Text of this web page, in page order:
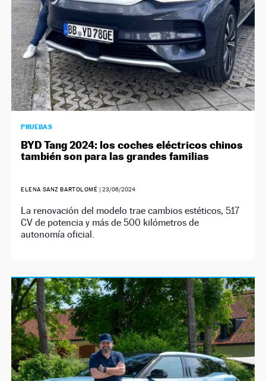
PRUEBAS
BYD Tang 2024: los coches eléctricos chinos
también son para las grandes familias
ELENA SANZ BARTOLOMÉ |23/06/2024
La renovación del modelo trae cambios estéticos, 517
CV de potencia y más de 500 kilómetros de
autonomía oficial.